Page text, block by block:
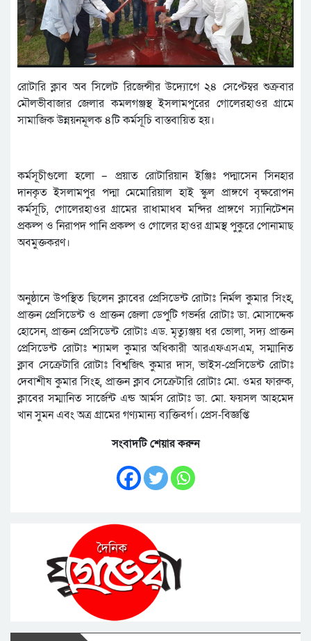
রোটারি ক্লাব অব সিলেট রিজেন্সীর উদ্যোগে ২৪ সেপ্টেম্বর শুক্রবার
মৌলভীবাজার জেলার কমলগঞ্জস্থ ইসলামপুরের গোলেরহাওর গ্রামে
সামাজিক উন্নয়নমূলক ৪টি কর্মসূচি বাস্তবায়িত হয়।
কর্মসূচীগুলো হলো – প্রয়াত রোটারিয়ান ইঞ্জিঃ পদ্মাসেন সিনহার
দানকৃত ইসলামপুর পদ্মা মেমোরিয়াল হাই স্কুল প্রাঙ্গণে বৃক্ষরোপন
কর্মসূচি, গোলেরহাওর গ্রামের রাধামাধব মন্দির প্রাঙ্গণে স্যানিটেশন
প্রকল্প ও নিরাপদ পানি প্রকল্প ও গোলের হাওর গ্রামস্থ পুকুরে পোনামাছ
অবমুক্তকরণ।
অনুষ্ঠানে উপস্থিত ছিলেন ক্লাবের প্রেসিডেন্ট রোটাঃ নির্মল কুমার সিংহ,
প্রাক্তন প্রেসিডেন্ট ও প্রাক্তন জেলা ডেপুটি গভর্নর রোটাঃ ডা. মোসাদ্দেক
হোসেন, প্রাক্তন প্রেসিডেন্ট রোটাঃ এড. মৃত্যুঞ্জয় ধর ভোলা, সদ্য প্রাক্তন
প্রেসিডেন্ট রোটাঃ শ্যামল কুমার অধিকারী আরএফএসএম, সম্মানিত
ক্লাব সেক্রেটারি রোটাঃ বিশ্বজিৎ কুমার দাস, ভাইস-প্রেসিডেন্ট রোটাঃ
দেবাশীষ কুমার সিংহ, প্রাক্তন ক্লাব সেক্রেটারি রোটাঃ মো. ওমর ফারুক,
ক্লাবের সম্মানিত সার্জেন্ট এন্ড আর্মস রোটাঃ ডা. মো. ফয়সল আহমেদ
খান সুমন এবং অত্র গ্রামের গণ্যমান্য ব্যক্তিবর্গ। প্রেস-বিজ্ঞপ্তি
সংবাদটি শেয়ার করুন